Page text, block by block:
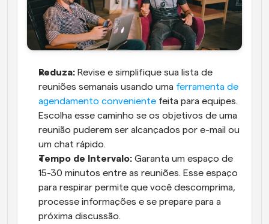
Reduza: Revise e simplifique sua lista de
reuniões semanais usando uma ferramenta de
agendamento conveniente feita para equipes.
Escolha esse caminho se os objetivos de uma
reunião puderem ser alcançados por e-mail ou
um chat rápido.
Tempo de Intervalo: Garanta um espaço de
15-30 minutos entre as reuniões. Esse espaço
para respirar permite que você descomprima,
processe informações e se prepare para a
próxima discussão.